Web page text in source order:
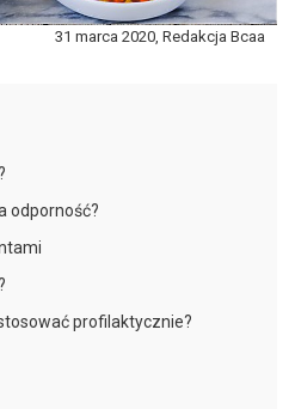
31 marca 2020, Redakcja Bcaa
odporność?
profilaktycznie?